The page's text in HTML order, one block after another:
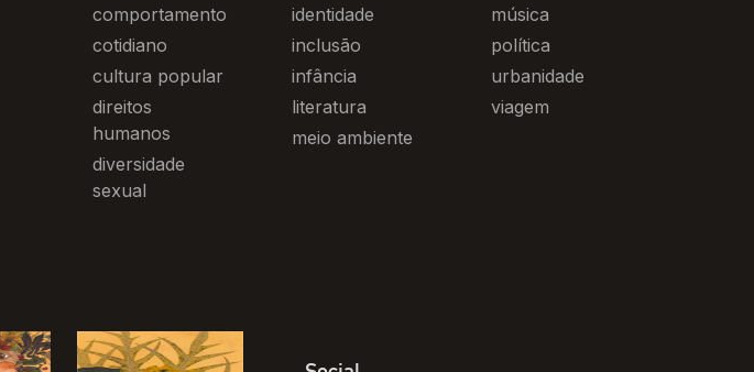
comportamento
cotidiano
cultura popular
direitos
humanos
diversidade
sexual
identidade
inclusão
infância
literatura
meio ambiente
música
política
urbanidade
viagem